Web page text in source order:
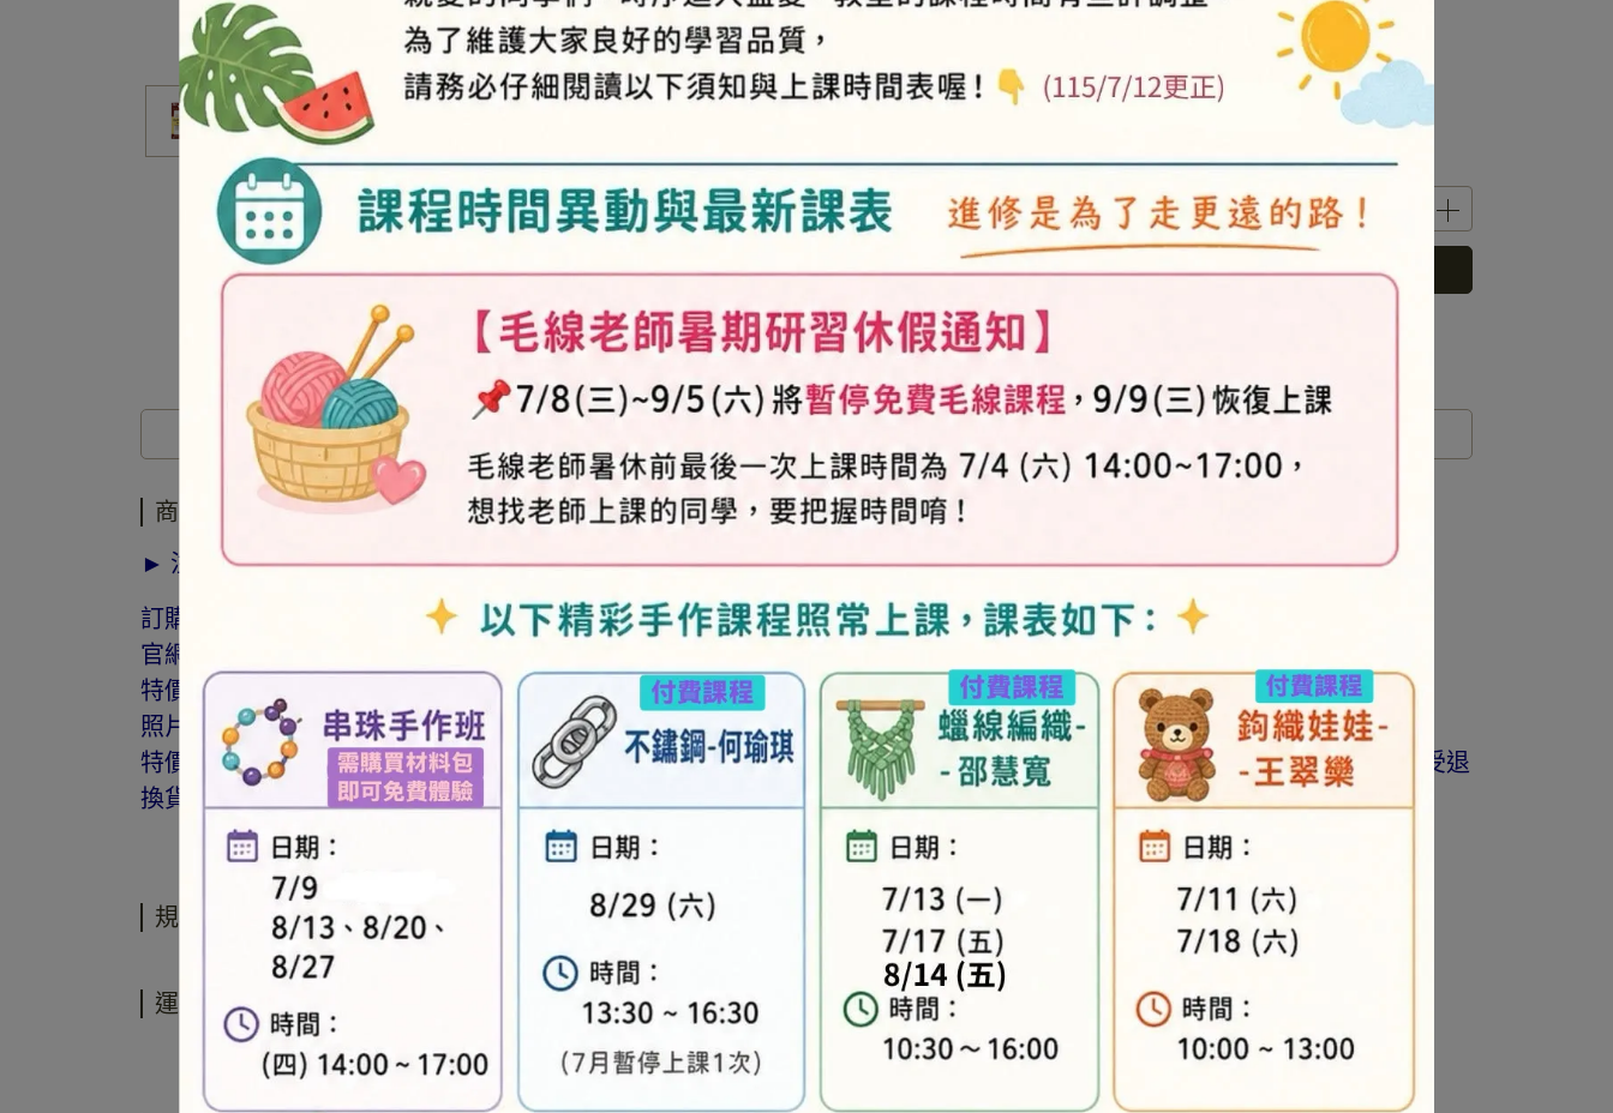
NT$160
商品編號: 4901316573096
加入購物車 立即購買
加入最愛 此商品 「 最高 」可以折抵紅利
商品介紹
商品介紹
► 注意事項
訂購前請詳閱「線上訂購流程說明」及「退換貨需知」，謝謝。
官網與門市同步銷售，如遇缺貨會由專人與您聯繫。
特價商品，會員不再提供折扣優惠。
照片因拍攝光線與螢幕色差而有所差異，實際顏色與網路呈現略有不同，將以實際出貨商品為準。
特價品、客訂商品、毛線、緞帶、繩線、零碼商品、工具、消耗性商品(如膠類…等)，與著作權商品(如書籍…等)，恕不接受退
換貨。
規格說明
運送方式